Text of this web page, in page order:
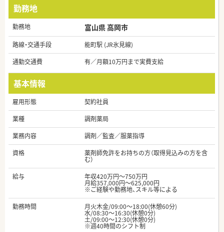
勤務地
勤務地 富山県 高岡市
路線・交通手段
能町駅 (JR氷見線)
通勤交通費
有／月額10万円まで実費支給
基本情報
雇用形態
契約社員
業種
調剤薬局
業務内容
調剤／監査／服薬指導
資格
薬剤師免許をお持ちの方（取得見込みの方を含
む）
給与
年収420万円～750万円
月給357,000円～625,000円
※ご経験や勤務地、スキル等による
勤務時間
月火木金/09:00～18:00(休憩60分)
水/08:30～16:30(休憩0分)
土/09:00～12:30(休憩0分)
※週40時間のシフト制